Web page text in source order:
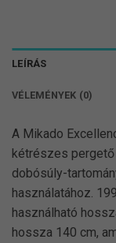
LEÍRÁS
VÉLEMÉNYEK (0)
A Mikado
kétrészes
dobósúly-
használatához.
használható
hossza 140 cm,